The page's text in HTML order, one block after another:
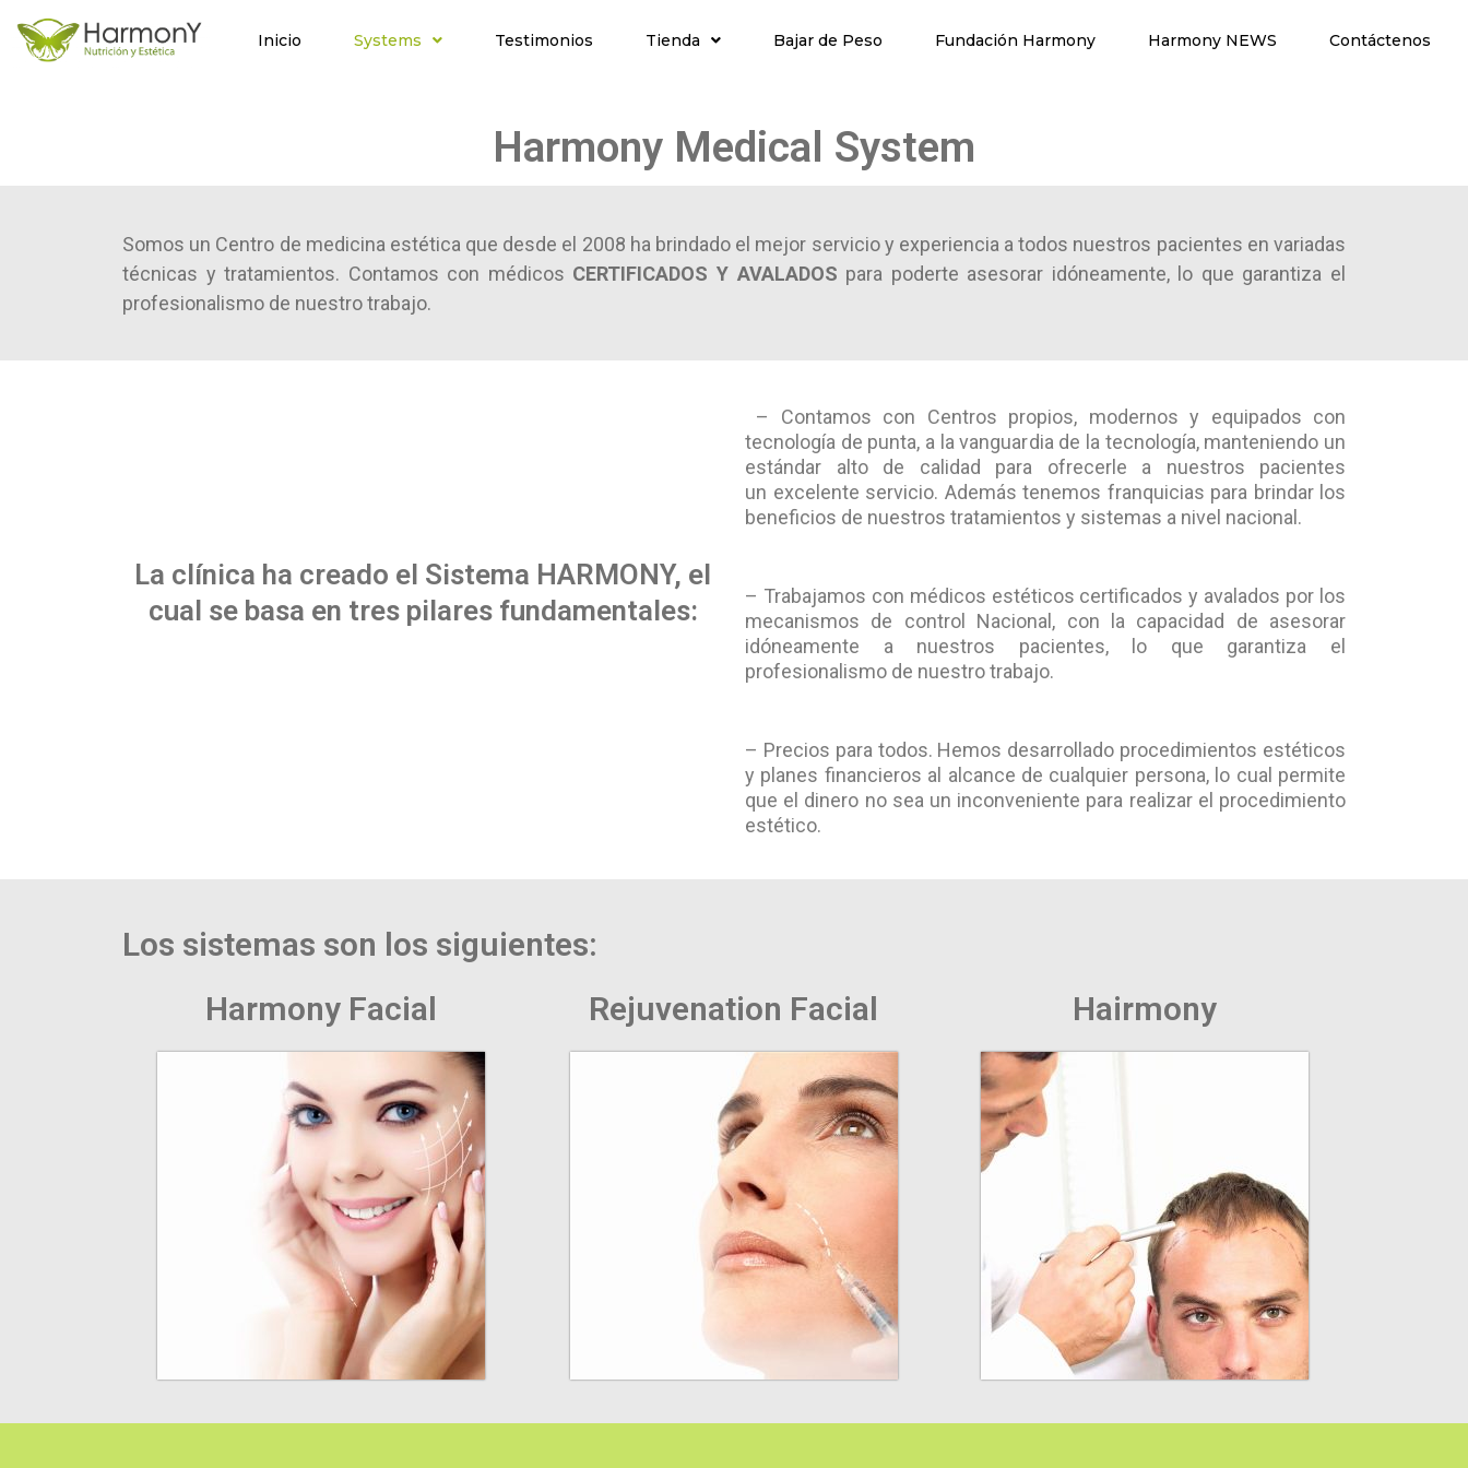
Inicio Systems Testimonios Tienda Bajar de Peso Fundación Harmony Harmony NEWS Contáctenos
Harmony Medical System
Somos un Centro de medicina estética que desde el 2008 ha brindado el mejor servicio y experiencia a todos nuestros pacientes en variadas
técnicas y tratamientos. Contamos con médicos CERTIFICADOS Y AVALADOS para poderte asesorar idóneamente, lo que garantiza el
profesionalismo de nuestro trabajo.
La clínica ha creado el Sistema HARMONY, el
cual se basa en tres pilares fundamentales:
– Contamos con Centros propios, modernos y equipados con
tecnología de punta, a la vanguardia de la tecnología, manteniendo un
estándar alto de calidad para ofrecerle a nuestros pacientes
un excelente servicio. Además tenemos franquicias para brindar los
beneficios de nuestros tratamientos y sistemas a nivel nacional.
– Trabajamos con médicos estéticos certificados y avalados por los
mecanismos de control Nacional, con la capacidad de asesorar
idóneamente a nuestros pacientes, lo que garantiza el
profesionalismo de nuestro trabajo.
– Precios para todos. Hemos desarrollado procedimientos estéticos
y planes financieros al alcance de cualquier persona, lo cual permite
que el dinero no sea un inconveniente para realizar el procedimiento
estético.
Los sistemas son los siguientes:
Harmony Facial
Rejuvenation Facial Hairmony